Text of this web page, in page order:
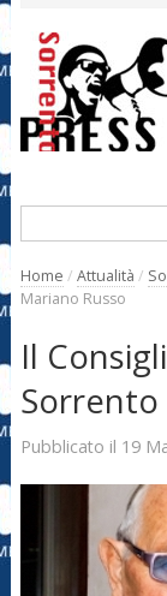
Home / Attualità /
Mariano Russo
Il
Sorrento
Pubblicato il 19